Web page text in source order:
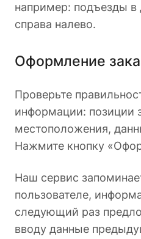
например: подъезды в
справа налево.
Оформление
Проверьте
информации: позиции
местоположения,
Нажмите кнопку
Наш сервис
пользователе,
следующий раз
вводу данные